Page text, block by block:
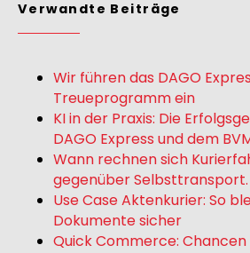
Verwandte Beiträge
Wir führen das DAGO
Treueprogramm ein
KI in der Praxis: Die
DAGO Express und dem
Wann rechnen sich
gegenüber Selbsttransport.
Use Case Aktenkurier: So
Dokumente sicher
Quick Commerce: